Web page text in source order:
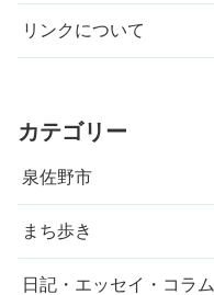
リンクについて
カテゴリー
泉佐野市
まち歩き
日記・エッセイ・コラム